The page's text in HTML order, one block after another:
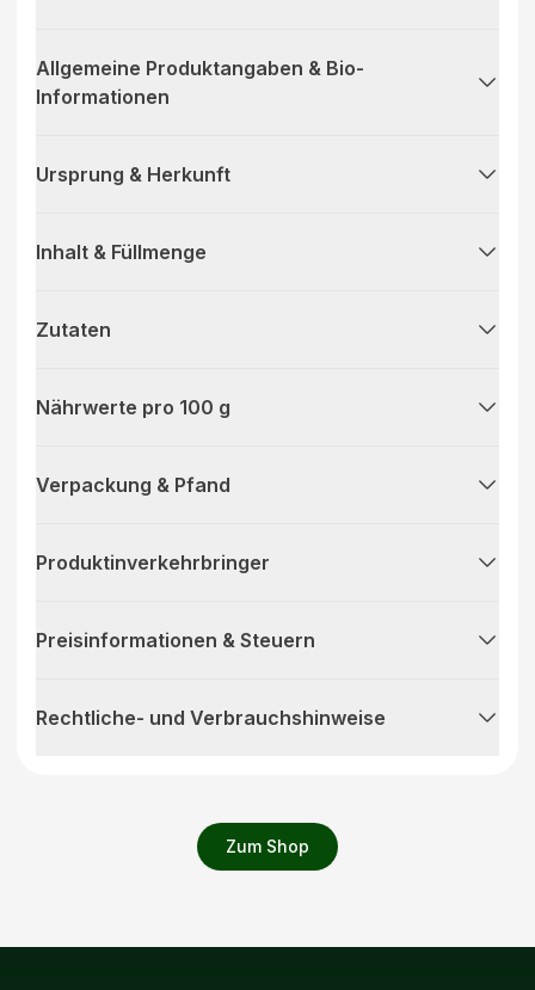
Zum Shop
Allgemeine Produktangaben & Bio-
Informationen
Ursprung & Herkunft
Inhalt & Füllmenge
Zutaten
Nährwerte pro 100 g
Verpackung & Pfand
Produktinverkehrbringer
Preisinformationen & Steuern
Rechtliche- und Verbrauchshinweise